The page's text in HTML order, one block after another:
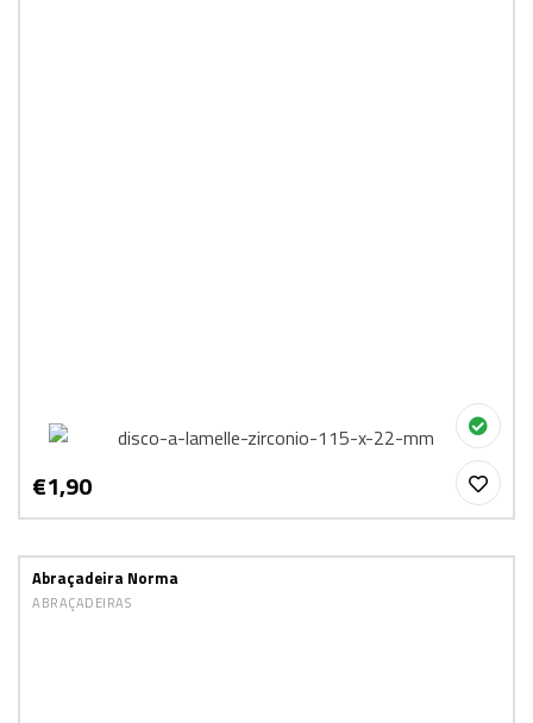
€1,90
Abraçadeira Norma
ABRAÇADEIRAS